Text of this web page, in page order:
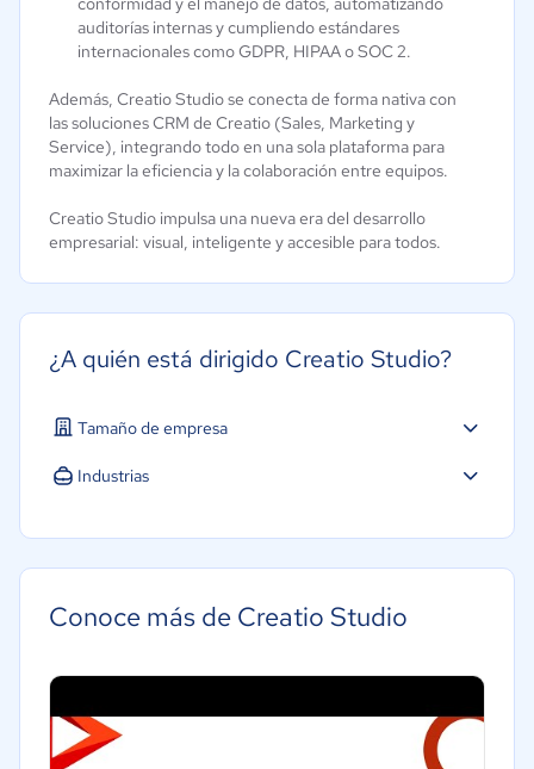
auditorías internas y cumpliendo estándares
internacionales como GDPR, HIPAA o SOC 2.
Además, Creatio Studio se conecta de forma nativa con
las soluciones CRM de Creatio (Sales, Marketing y
Service), integrando todo en una sola plataforma para
maximizar la eficiencia y la colaboración entre equipos.
Creatio Studio impulsa una nueva era del desarrollo
empresarial: visual, inteligente y accesible para todos.
¿A quién está dirigido Creatio Studio?
Tamaño de empresa
Mediana: 50 a 249 trabajadores
Industrias
Farmacéutica
Bienes raíces
Minorista
Conoce más de Creatio Studio